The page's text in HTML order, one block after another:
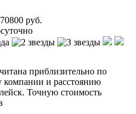
руб.
приблизительно по
компании и расстоянию
Точную стоимость